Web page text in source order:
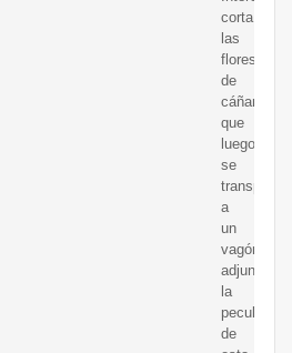
corta
las
flores
de
cáñamo
que
luego
se
transportan
a
un
vagón
adjunto,
la
de